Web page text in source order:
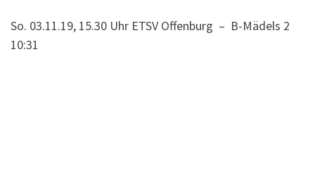
So. 03.11.19, 15.30 Uhr ETSV Offenburg – B-Mädels 2
10:31